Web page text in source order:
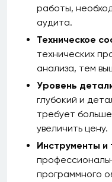
работы,
аудита.
Техническое
технических
анализа, тем
Уровень
глубокий и
требует
увеличить цену.
Инструменты и
программного